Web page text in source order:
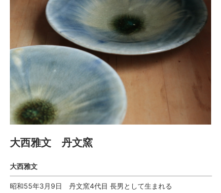
大西雅文 丹文窯
大西雅文
昭和55年3月9日 丹文窯4代目 長男として生まれる